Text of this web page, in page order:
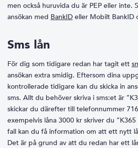
men också huruvida du är PEP eller inte.
ansökan med BankID eller Mobilt BankID
Sms lån
För dig som tidigare redan har tagit ett
ansökan extra smidig. Eftersom dina
kontrollerade tidigare kan du skicka in
sms. Allt du behöver skriva i sms:et är
skickar du därefter till telefonnummer
exempelvis låna 3000 kr skriver du ”K365
fall kan du få information om att ett nytt
Det är på grund av att du redan har ett